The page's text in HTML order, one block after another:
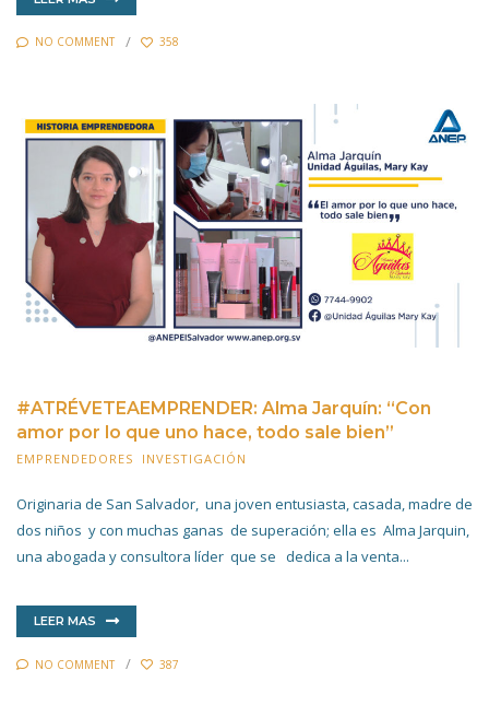
NO COMMENT 358
#ATRÉVETEAEMPRENDER: Alma Jarquín: “Con
amor por lo que uno hace, todo sale bien”
EMPRENDEDORES INVESTIGACIÓN
Originaria de San Salvador, una joven entusiasta, casada, madre de
dos niños y con muchas ganas de superación; ella es Alma Jarquin,
una abogada y consultora líder que se dedica a la venta...
LEER MAS
NO COMMENT 387